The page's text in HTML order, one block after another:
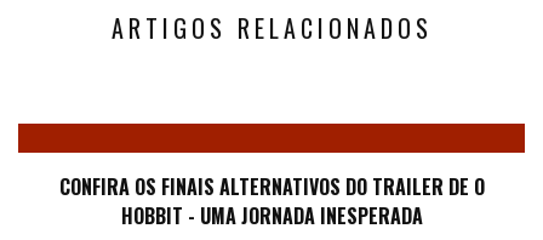
ARTIGOS RELACIONADOS
CONFIRA OS FINAIS ALTERNATIVOS DO TRAILER DE O
HOBBIT - UMA JORNADA INESPERADA